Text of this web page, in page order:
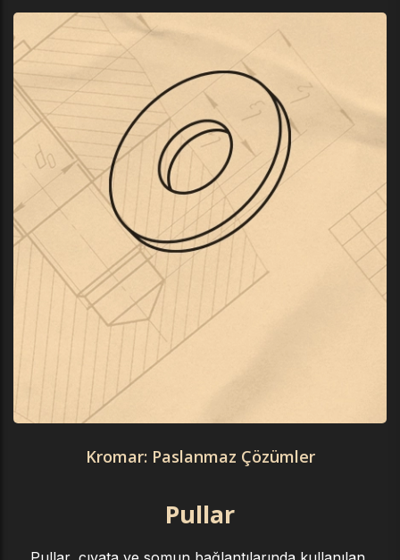
Kromar: Paslanmaz Çözümler
Pullar